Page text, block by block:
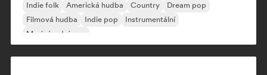
Indie folk Americká hudba Country
Dream pop
Filmová hudba
Indie pop
Instrumentální
Mezinárodní pop